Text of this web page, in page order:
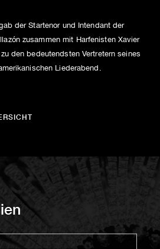
der Startenor und Intendant der
zusammen mit Harfenisten Xavier
den bedeutendsten Vertretern seines
Liederabend.